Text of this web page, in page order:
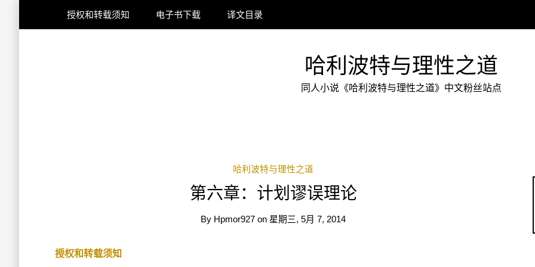
授权和转载须知 电子书下载 译文目录
哈利波特与理性之道
同人小说《哈利波特与理性之道》中文粉丝站点
哈利波特与理性之道
第六章：计划谬误理论
By Hpmor927 on 星期三, 5月 7, 2014
授权和转载须知